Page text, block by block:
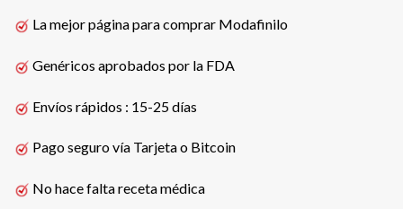
La mejor página para comprar Modafinilo
Genéricos aprobados por la FDA
Envíos rápidos : 15-25 días
Pago seguro vía Tarjeta o Bitcoin
No hace falta receta médica